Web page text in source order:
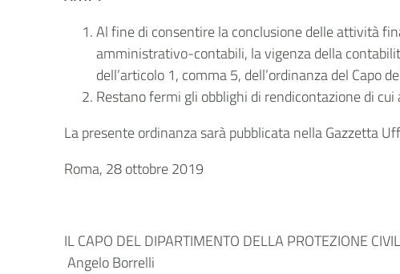
Al fine di consentire la conclusione delle attività
amministrativo-contabili, la vigenza della
dell’articolo 1, comma 5, dell’ordinanza del
Restano fermi gli obblighi di rendicontazione di
La presente ordinanza sarà pubblicata nella Gazzetta
Roma, 28 ottobre 2019
IL CAPO DEL DIPARTIMENTO DELLA PROTEZIONE
Angelo Borrelli